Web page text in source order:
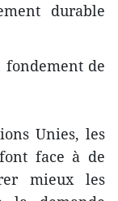
durable
fondement de
Unies, les
face à de
mieux les